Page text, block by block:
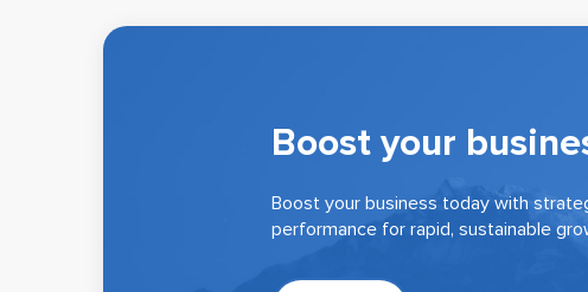
Boost your
Boost your business today with
performance for rapid, sustainable